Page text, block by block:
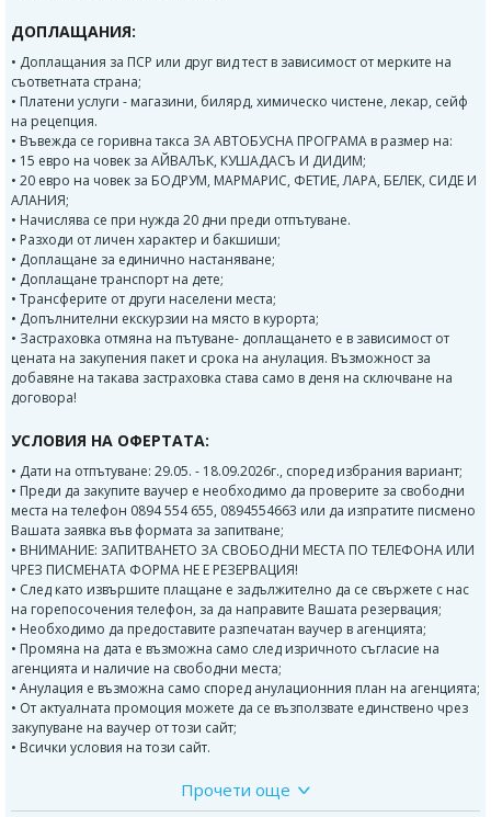
ДОПЛАЩАНИЯ:
• Доплащания за ПСР или друг вид тест в зависимост от мерките на
съответната страна;
• Платени услуги - магазини, билярд, химическо чистене, лекар, сейф
на рецепция.
• Въвежда се горивна такса ЗА АВТОБУСНА ПРОГРАМА в размер на:
• 15 евро на човек за АЙВАЛЪК, КУШАДАСЪ И ДИДИМ;
• 20 евро на човек за БОДРУМ, МАРМАРИС, ФЕТИЕ, ЛАРА, БЕЛЕК, СИДЕ И
АЛАНИЯ;
• Начислява се при нужда 20 дни преди отпътуване.
• Разходи от личен характер и бакшиши;
• Доплащане за единично настаняване;
• Доплащане транспорт на дете;
• Трансферите от други населени места;
• Допълнителни екскурзии на място в курорта;
• Застраховка отмяна на пътуване- доплащането е в зависимост от
цената на закупения пакет и срока на анулация. Възможност за
добавяне на такава застраховка става само в деня на сключване на
договора!
УСЛОВИЯ НА ОФЕРТАТА:
• Дати на отпътуване: 29.05. - 18.09.2026г., според избрания вариант;
• Преди да закупите ваучер е необходимо да проверите за свободни
места на телефон 0894 554 655, 0894554663 или да изпратите писмено
Вашата заявка във формата за запитване;
• ВНИМАНИЕ: ЗАПИТВАНЕТО ЗА СВОБОДНИ МЕСТА ПО ТЕЛЕФОНА ИЛИ
ЧРЕЗ ПИСМЕНАТА ФОРМА НЕ Е РЕЗЕРВАЦИЯ!
• След като извършите плащане е задължително да се свържете с нас
на горепосочения телефон, за да направите Вашата резервация;
• Необходимо да предоставите разпечатан ваучер в агенцията;
• Промяна на дата е възможна само след изричното съгласие на
агенцията и наличие на свободни места;
• Анулация е възможна само според анулационния план на агенцията;
• От актуалната промоция можете да се възползвате единствено чрез
закупуване на ваучер от този сайт;
• Всички условия на този сайт.
Прочети още